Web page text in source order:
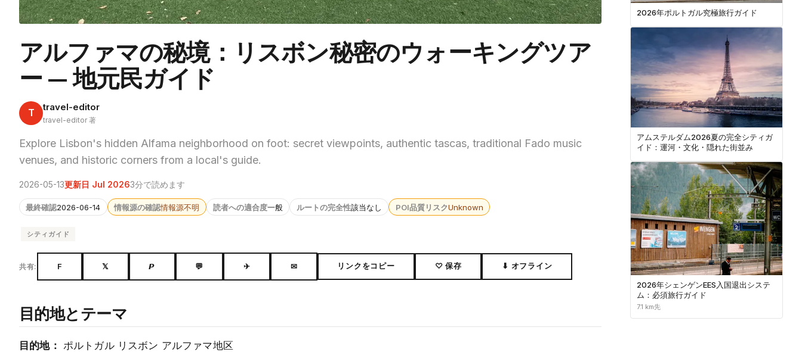
アルファマの秘境：リスボン秘密のウォーキングツア
ー — 地元民ガイド
T travel-editor
travel-editor 著
Explore Lisbon's hidden Alfama neighborhood on foot: secret viewpoints, authentic tascas, traditional Fado music
venues, and historic corners from a local's guide.
2026-05-13更新日 Jul 20263分で読めます
最終確認2026-06-14 情報源の確認情報源不明 読者への適合度一般 ルートの完全性該当なし POI品質リスクUnknown
シティガイド
共有: F 𝕏 𝙋 💬 ✈ ✉ リンクをコピー ♡ 保存 ⬇ オフライン
目的地とテーマ
目的地： ポルトガル リスボン アルファマ地区
2026年ポルトガル究極旅行ガイド
アムステルダム2026夏の完全シティガ
イド：運河・文化・隠れた街並み
2026年シェンゲンEES入国退出システ
ム：必須旅行ガイド
7.1 km先